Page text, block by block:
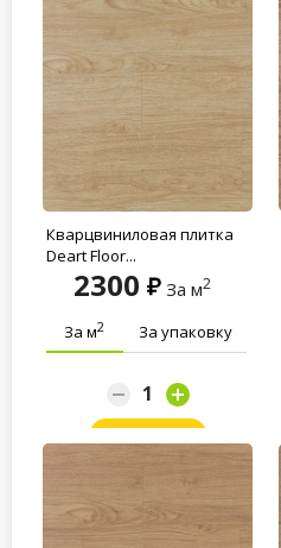
Кварцвиниловая плитка
Deart Floor...
2300 За м2
За м2 За упаковку
Заказать